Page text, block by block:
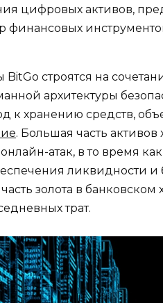
цифровых активов,
финансовых
строятся на
архитектуры
к хранению средств,
. Большая часть
атак, в то время
ликвидности и
золота в
трат.